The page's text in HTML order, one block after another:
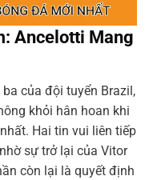
Ancelotti Mang
của đội tuyển Brazil,
khỏi hân hoan khi
Hai tin vui liên tiếp
sự trở lại của Vitor
còn lại là quyết định